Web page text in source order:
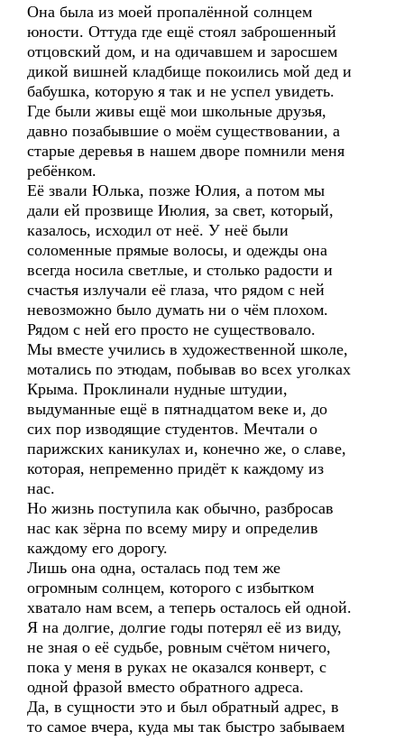
Она была из моей пропалённой солнцем
юности. Оттуда где ещё стоял заброшенный
отцовский дом, и на одичавшем и заросшем
дикой вишней кладбище покоились мой дед и
бабушка, которую я так и не успел увидеть.
Где были живы ещё мои школьные друзья,
давно позабывшие о моём существовании, а
старые деревья в нашем дворе помнили меня
ребёнком.
Её звали Юлька, позже Юлия, а потом мы
дали ей прозвище Июлия, за свет, который,
казалось, исходил от неё. У неё были
соломенные прямые волосы, и одежды она
всегда носила светлые, и столько радости и
счастья излучали её глаза, что рядом с ней
невозможно было думать ни о чём плохом.
Рядом с ней его просто не существовало.
Мы вместе учились в художественной школе,
мотались по этюдам, побывав во всех уголках
Крыма. Проклинали нудные штудии,
выдуманные ещё в пятнадцатом веке и, до
сих пор изводящие студентов. Мечтали о
парижских каникулах и, конечно же, о славе,
которая, непременно придёт к каждому из
нас.
Но жизнь поступила как обычно, разбросав
нас как зёрна по всему миру и определив
каждому его дорогу.
Лишь она одна, осталась под тем же
огромным солнцем, которого с избытком
хватало нам всем, а теперь осталось ей одной.
Я на долгие, долгие годы потерял её из виду,
не зная о её судьбе, ровным счётом ничего,
пока у меня в руках не оказался конверт, с
одной фразой вместо обратного адреса.
Да, в сущности это и был обратный адрес, в
то самое вчера, куда мы так быстро забываем